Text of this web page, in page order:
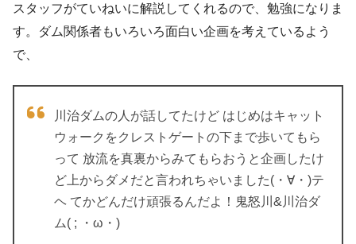
スタッフがていねいに解説してくれるので、勉強になりま
す。ダム関係者もいろいろ面白い企画を考えているよう
で、
川治ダムの人が話してたけど はじめはキャット
ウォークをクレストゲートの下まで歩いてもら
って 放流を真裏からみてもらおうと企画したけ
ど上からダメだと言われちゃいました(・∀・)テ
ヘ てかどんだけ頑張るんだよ！鬼怒川&川治ダ
ム( ; ・ω・)